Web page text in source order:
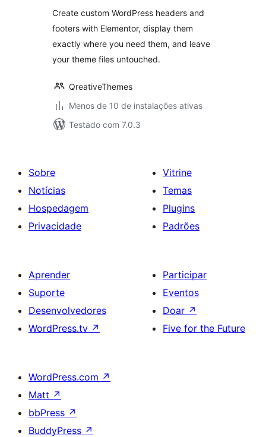
Create custom WordPress headers and
footers with Elementor, display them
exactly where you need them, and leave
your theme files untouched.
QreativeThemes
Menos de 10 de instalações ativas
Testado com 7.0.3
Sobre
Notícias
Hospedagem
Privacidade
Vitrine
Temas
Plugins
Padrões
Aprender
Suporte
Desenvolvedores
WordPress.tv ↗
Participar
Eventos
Doar ↗
Five for the Future
WordPress.com ↗
Matt ↗
bbPress ↗
BuddyPress ↗